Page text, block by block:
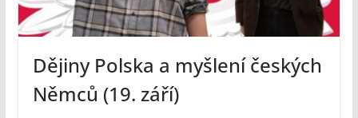
Dějiny Polska a myšlení českých
Němců (19. září)